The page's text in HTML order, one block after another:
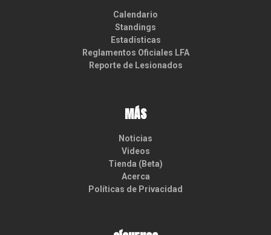
Calendario
Standings
Estadísticas
Reglamentos Oficiales LFA
Reporte de Lesionados
MÁS
Noticias
Videos
Tienda (Beta)
Acerca
Políticas de Privacidad